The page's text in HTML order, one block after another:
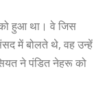
हुआ था। वे जिस
में बोलते थे, वह उन्हें
ने पंडित नेहरू को